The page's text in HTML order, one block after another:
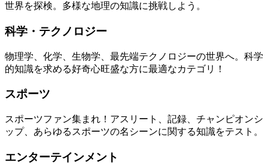
世界を探検。多様な地理の知識に挑戦しよう。
科学・テクノロジー
物理学、化学、生物学、最先端テクノロジーの世界へ。科学
的知識を求める好奇心旺盛な方に最適なカテゴリ！
スポーツ
スポーツファン集まれ！アスリート、記録、チャンピオンシ
ップ、あらゆるスポーツの名シーンに関する知識をテスト。
エンターテインメント